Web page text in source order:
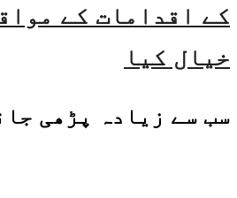
کے اقدامات کے
خیال کیا
سب سے زیادہ پڑھی